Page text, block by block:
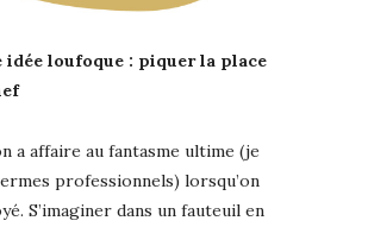
idée loufoque : piquer la place
a affaire au fantasme ultime (je
professionnels) lorsqu’on
S’imaginer dans un fauteuil en